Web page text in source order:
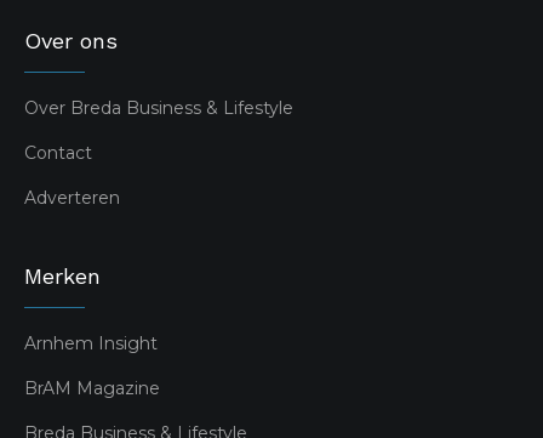
Over ons
Over Breda Business & Lifestyle
Contact
Adverteren
Merken
Arnhem Insight
BrAM Magazine